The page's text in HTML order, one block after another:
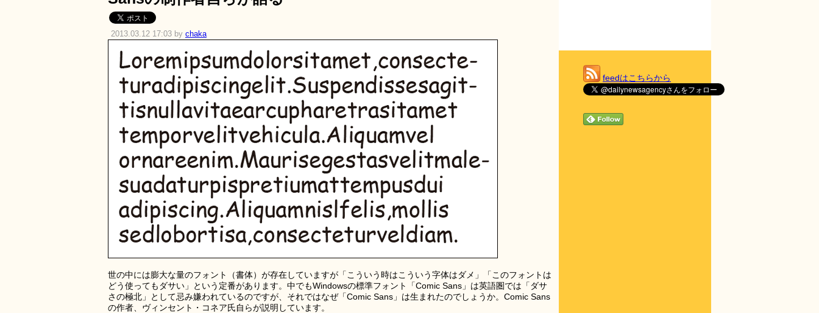
2013.03.12 17:03 by chaka
世の中には膨大な量のフォント（書体）が存在していますが「こういう時はこういう字体はダメ」「このフォントは
どう使ってもダサい」という定番があります。中でもWindowsの標準フォント「Comic Sans」は英語圏では「ダサ
さの極北」として忌み嫌われているのですが、それではなぜ「Comic Sans」は生まれたのでしょうか。Comic Sans
の作者、ヴィンセント・コネア氏自らが説明しています。
feedはこちらから